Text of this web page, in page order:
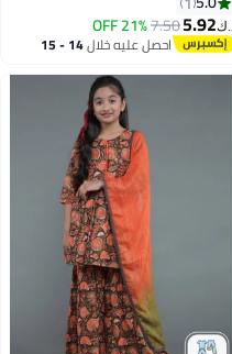
5.92
7.50
21% OFF
احصل عليه خلال 14 - 15